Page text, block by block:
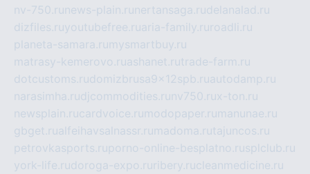
nv-750.ru news-plain.ru nertansaga.rudelanalad.ru
dizfiles.ruyoutubefree.ruaria-family.ru roadli.ru
planeta-samara.ru mysmartbuy.ru
matrasy-kemerovo.ruashanet.rutrade-farm.ru
dotcustoms.rudomizbrusa9x12spb.ruautodamp.ru
narasimha.rudjcommodities.ru nv750.rux-ton.ru
newsplain.rucardvoice.ru modopaper.ru manunae.ru
gbget.rualfeihavsalnassr.ru madoma.rutajuncos.ru
petrovkasports.ruporno-online-besplatno.rusplclub.ru
york-life.rudoroga-expo.ru ribery.rucleanmedicine.ru